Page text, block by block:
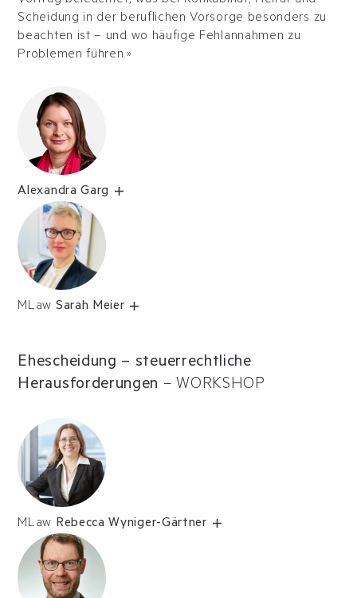
Scheidung in der beruflichen Vorsorge besonders zu
beachten ist – und wo häufige Fehlannahmen zu
Problemen führen.»
Alexandra Garg
MLaw Sarah Meier
Ehescheidung – steuerrechtliche
Herausforderungen – WORKSHOP
MLaw Rebecca Wyniger-Gärtner